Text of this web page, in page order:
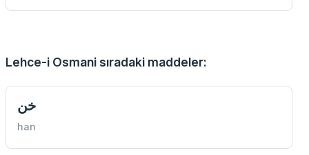
Lehce-i Osmani sıradaki maddeler:
خن
han